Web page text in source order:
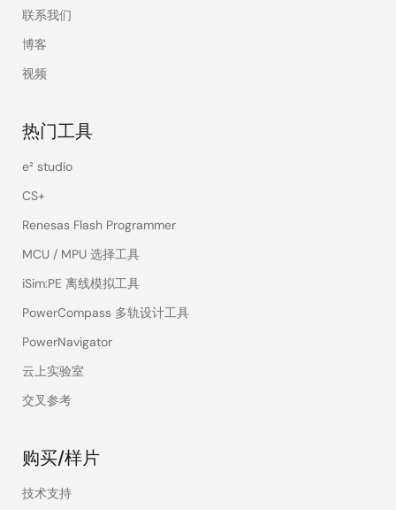
联系我们
博客
视频
热门工具
e² studio
CS+
Renesas Flash Programmer
MCU / MPU 选择工具
iSim:PE 离线模拟工具
PowerCompass 多轨设计工具
PowerNavigator
云上实验室
交叉参考
购买/样片
技术支持